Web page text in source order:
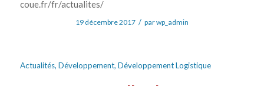
coue.fr/fr/actualites/
19 décembre 2017 / parwp_admin
Actualités, Développement, Développement Logistique